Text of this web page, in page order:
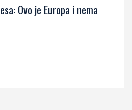
Ovo je Europa i nema